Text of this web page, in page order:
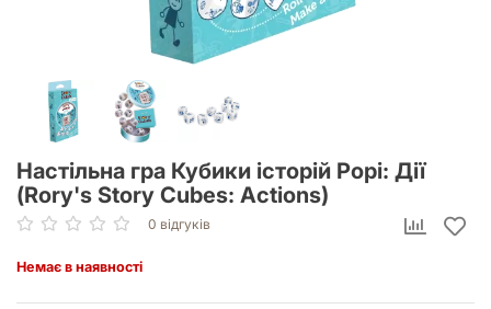
Настільна гра Кубики історій Рорі: Дії
(Rory's Story Cubes: Actions)
0 відгуків
Немає в наявності